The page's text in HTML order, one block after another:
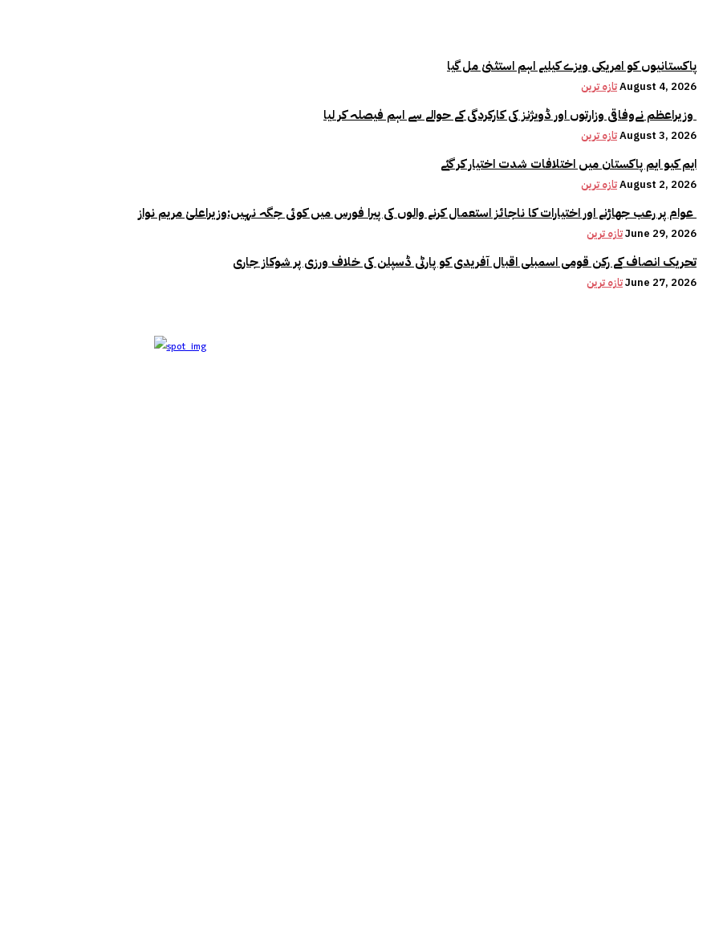
پاکستانیوں کو امریکی ویزے کیلیے اہم استثنیٰ مل گیا
تازہ ترینAugust 4, 2026
تازہ ترینAugust 3, 2026
ایم کیو ایم پاکستان میں اختلافات شدت اختیار کر گئے
تازہ ترینAugust 2, 2026
تازہ ترینJune 29, 2026
تحریک انصاف کے رکن قومی اسمبلی اقبال آفریدی کو پارٹی ڈسپلن کی خلاف ورزی پر شوکاز جاری
تازہ ترینJune 27, 2026